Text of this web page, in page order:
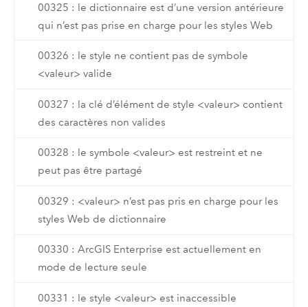
00325 : le dictionnaire est d’une version antérieure
qui n’est pas prise en charge pour les styles Web
00326 : le style ne contient pas de symbole
<valeur> valide
00327 : la clé d’élément de style <valeur> contient
des caractères non valides
00328 : le symbole <valeur> est restreint et ne
peut pas être partagé
00329 : <valeur> n’est pas pris en charge pour les
styles Web de dictionnaire
00330 : ArcGIS Enterprise est actuellement en
mode de lecture seule
00331 : le style <valeur> est inaccessible